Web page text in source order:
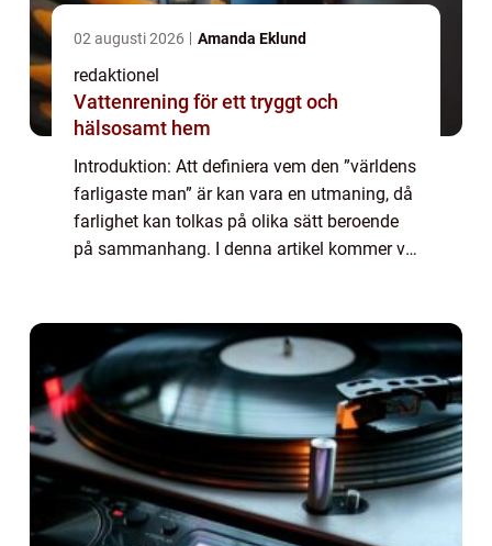
02 augusti 2026 Amanda Eklund
redaktionel
Vattenrening för ett tryggt och
hälsosamt hem
Introduktion: Att definiera vem den ”världens
farligaste man” är kan vara en utmaning, då
farlighet kan tolkas på olika sätt beroende
på sammanhang. I denna artikel kommer vi